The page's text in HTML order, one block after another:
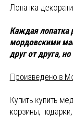
Лопатка
Каждая лопатка
мордовскими
друг от друга,
Произведено в
Купить купить
корзины,